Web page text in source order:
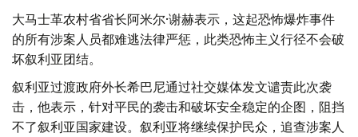
大马士革农村省省长阿米尔·谢赫表示，这起恐怖爆炸事件
的所有涉案人员都难逃法律严惩，此类恐怖主义行径不会破
坏叙利亚团结。
叙利亚过渡政府外长希巴尼通过社交媒体发文谴责此次袭
击，他表示，针对平民的袭击和破坏安全稳定的企图，阻挡
不了叙利亚国家建设。叙利亚将继续保护民众，追查涉案人